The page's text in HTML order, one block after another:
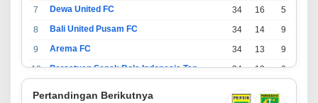
7
Dewa United FC 34 16 5
8
Bali United Pusam FC 34 14 9
9
Arema FC 34 13 9
10
Persatuan Sepak Bola Indonesia Tangerang 34 13 6
Pertandingan Berikutnya